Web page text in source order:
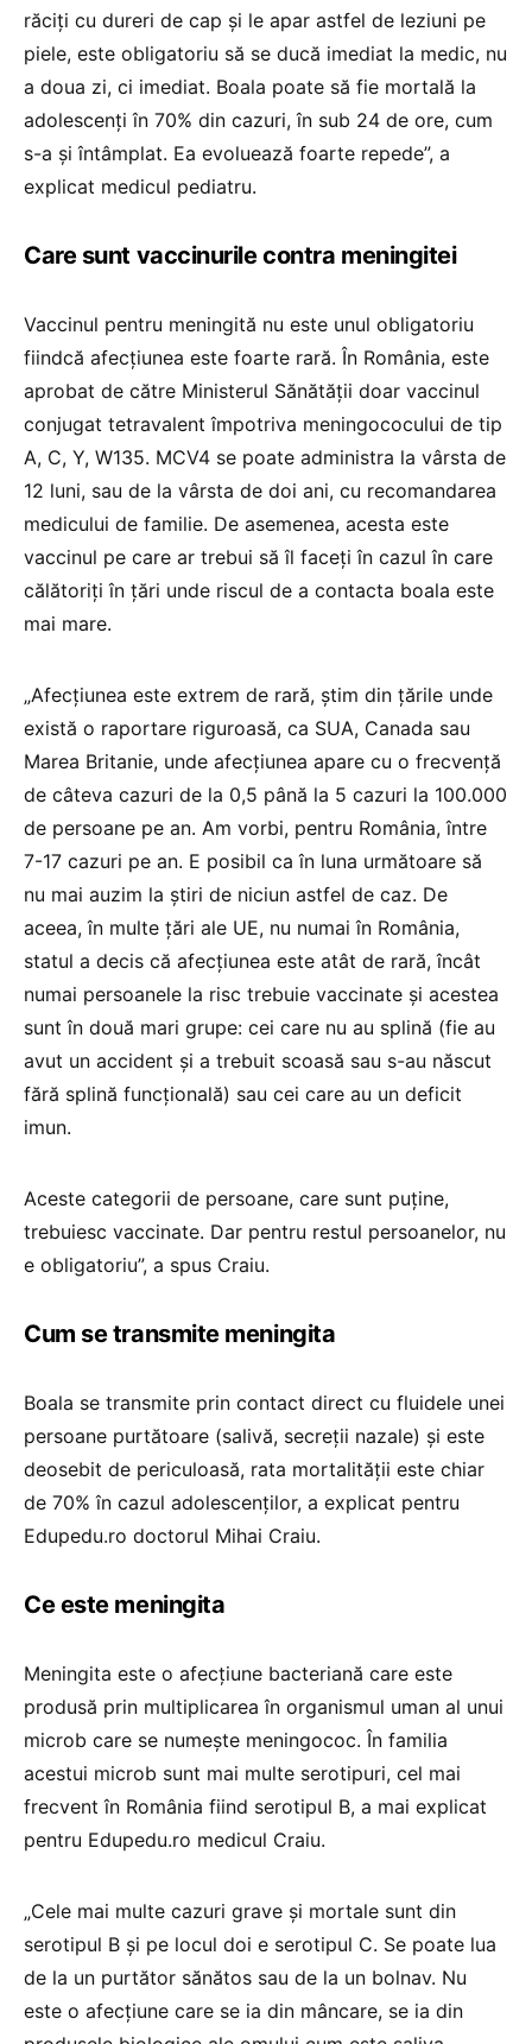
răciți cu dureri de cap și le apar astfel de leziuni pe
piele, este obligatoriu să se ducă imediat la medic, nu
a doua zi, ci imediat. Boala poate să fie mortală la
adolescenți în 70% din cazuri, în sub 24 de ore, cum
s-a și întâmplat. Ea evoluează foarte repede”, a
explicat medicul pediatru.
Care sunt vaccinurile contra meningitei
Vaccinul pentru meningită nu este unul obligatoriu
fiindcă afecțiunea este foarte rară. În România, este
aprobat de către Ministerul Sănătății doar vaccinul
conjugat tetravalent împotriva meningococului de tip
A, C, Y, W135. MCV4 se poate administra la vârsta de
12 luni, sau de la vârsta de doi ani, cu recomandarea
medicului de familie. De asemenea, acesta este
vaccinul pe care ar trebui să îl faceți în cazul în care
călătoriți în țări unde riscul de a contacta boala este
mai mare.
„Afecțiunea este extrem de rară, știm din țările unde
există o raportare riguroasă, ca SUA, Canada sau
Marea Britanie, unde afecțiunea apare cu o frecvență
de câteva cazuri de la 0,5 până la 5 cazuri la 100.000
de persoane pe an. Am vorbi, pentru România, între
7-17 cazuri pe an. E posibil ca în luna următoare să
nu mai auzim la știri de niciun astfel de caz. De
aceea, în multe țări ale UE, nu numai în România,
statul a decis că afecțiunea este atât de rară, încât
numai persoanele la risc trebuie vaccinate și acestea
sunt în două mari grupe: cei care nu au splină (fie au
avut un accident și a trebuit scoasă sau s-au născut
fără splină funcțională) sau cei care au un deficit
imun.
Aceste categorii de persoane, care sunt puține,
trebuiesc vaccinate. Dar pentru restul persoanelor, nu
e obligatoriu”, a spus Craiu.
Cum se transmite meningita
Boala se transmite prin contact direct cu fluidele unei
persoane purtătoare (salivă, secreții nazale) și este
deosebit de periculoasă, rata mortalității este chiar
de 70% în cazul adolescenților, a explicat pentru
Edupedu.ro doctorul Mihai Craiu.
Ce este meningita
Meningita este o afecțiune bacteriană care este
produsă prin multiplicarea în organismul uman al unui
microb care se numește meningococ. În familia
acestui microb sunt mai multe serotipuri, cel mai
frecvent în România fiind serotipul B, a mai explicat
pentru Edupedu.ro medicul Craiu.
„Cele mai multe cazuri grave și mortale sunt din
serotipul B și pe locul doi e serotipul C. Se poate lua
de la un purtător sănătos sau de la un bolnav. Nu
este o afecțiune care se ia din mâncare, se ia din